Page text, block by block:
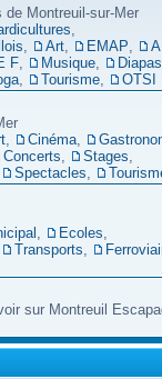
Montreuil-sur-Mer
,
, Art, EMAP,
F, Musique,
, Tourisme, OTSI
, Cinéma,
Concerts, Stages,
Spectacles,
, Ecoles,
Transports,
sur Montreuil